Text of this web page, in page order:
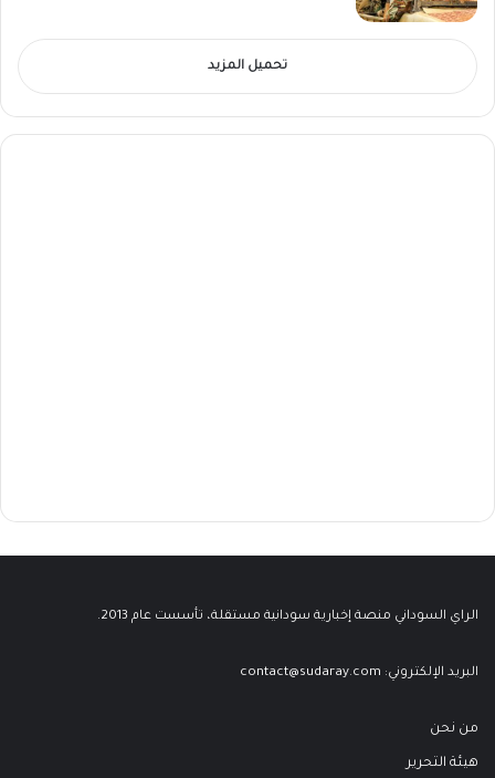
تحميل المزيد
الراي السوداني منصة إخبارية سودانية مستقلة، تأسست عام 2013.
البريد الإلكتروني: contact@sudaray.com
من نحن
هيئة التحرير